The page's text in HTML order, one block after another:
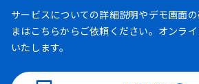
サービスについての詳細説明やデモ画面
まはこちらからご依頼ください。オンラ
いたします。